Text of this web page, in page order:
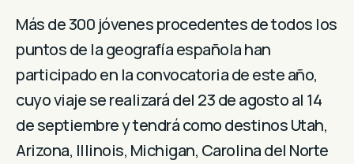
Más de 300 jóvenes procedentes de todos los
puntos de la geografía española han
participado en la convocatoria de este año,
cuyo viaje se realizará del 23 de agosto al 14
de septiembre y tendrá como destinos Utah,
Arizona, Illinois, Michigan, Carolina del Norte